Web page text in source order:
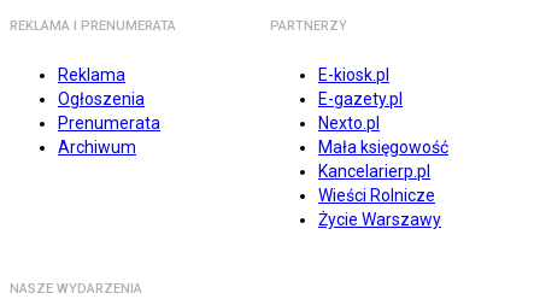
REKLAMA I PRENUMERATA
Reklama
Ogłoszenia
Prenumerata
Archiwum
PARTNERZY
E-kiosk.pl
E-gazety.pl
Nexto.pl
Mała księgowość
Kancelarierp.pl
Wieści Rolnicze
Życie Warszawy
NASZE WYDARZENIA